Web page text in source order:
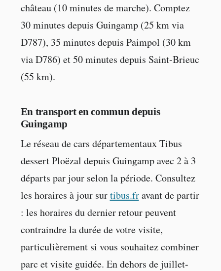
château (10 minutes de marche). Comptez
30 minutes depuis Guingamp (25 km via
D787), 35 minutes depuis Paimpol (30 km
via D786) et 50 minutes depuis Saint-Brieuc
(55 km).
En transport en commun depuis
Guingamp
Le réseau de cars départementaux Tibus
dessert Ploëzal depuis Guingamp avec 2 à 3
départs par jour selon la période. Consultez
les horaires à jour surtibus.fravant de partir
: les horaires du dernier retour peuvent
contraindre la durée de votre visite,
particulièrement si vous souhaitez combiner
parc et visite guidée. En dehors de juillet-